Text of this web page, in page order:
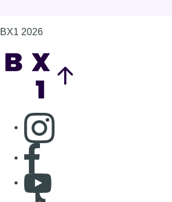
BX1 2026
Consulter page Instagram
Consulter page Facebook
Consulter Youtube
Consulter TikTok